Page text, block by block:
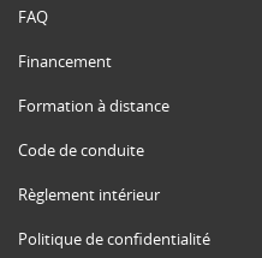
FAQ
Financement
Formation à distance
Code de conduite
Règlement intérieur
Politique de confidentialité